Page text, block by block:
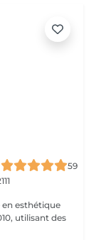
59
esthétique
utilisant des